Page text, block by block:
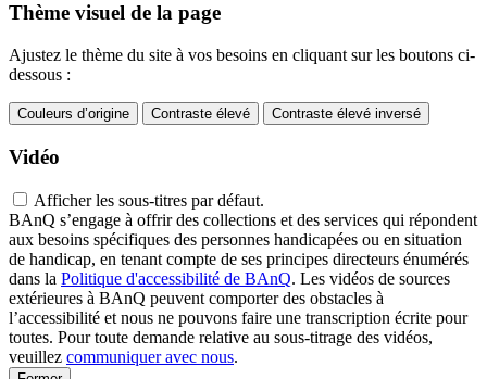
Thème visuel de la page
Ajustez le thème du site à vos besoins en cliquant sur les boutons ci-
dessous :
Couleurs d’origine Contraste élevé Contraste élevé inversé
Vidéo
Afficher les sous-titres par défaut.
BAnQ s’engage à offrir des collections et des services qui répondent
aux besoins spécifiques des personnes handicapées ou en situation
de handicap, en tenant compte de ses principes directeurs énumérés
dans la Politique d'accessibilité de BAnQ. Les vidéos de sources
extérieures à BAnQ peuvent comporter des obstacles à
l’accessibilité et nous ne pouvons faire une transcription écrite pour
toutes. Pour toute demande relative au sous-titrage des vidéos,
veuillez communiquer avec nous.